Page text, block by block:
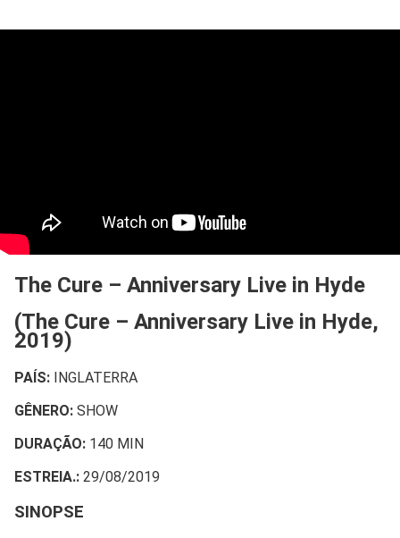
The Cure – Anniversary Live in Hyde
(The Cure – Anniversary Live in Hyde,
2019)
PAÍS:
INGLATERRA
GÊNERO: SHOW
DURAÇÃO: 140 MIN
ESTREIA.: 29/08/2019
SINOPSE